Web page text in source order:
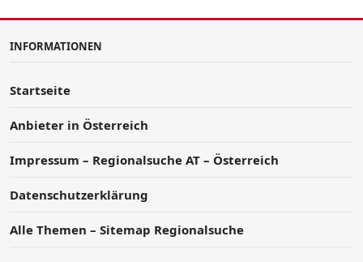
INFORMATIONEN
Startseite
Anbieter in Österreich
Impressum – Regionalsuche AT – Österreich
Datenschutzerklärung
Alle Themen – Sitemap Regionalsuche